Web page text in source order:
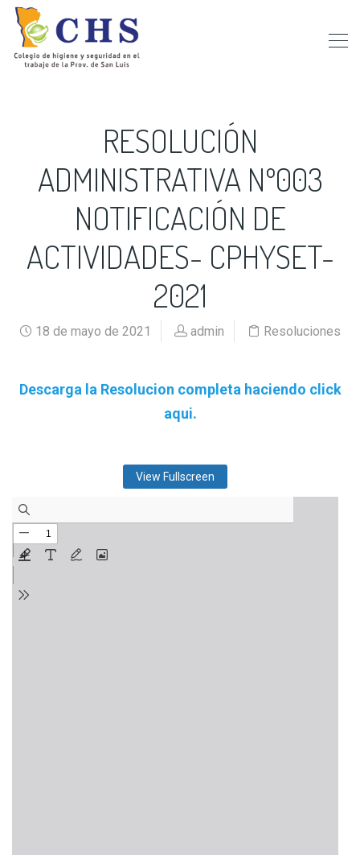
RESOLUCIÓN
ADMINISTRATIVA Nº003
NOTIFICACIÓN DE
ACTIVIDADES- CPHYSET-
2021
18 de mayo de 2021 admin Resoluciones
Descarga la Resolucion completa haciendo click
aqui.
View Fullscreen